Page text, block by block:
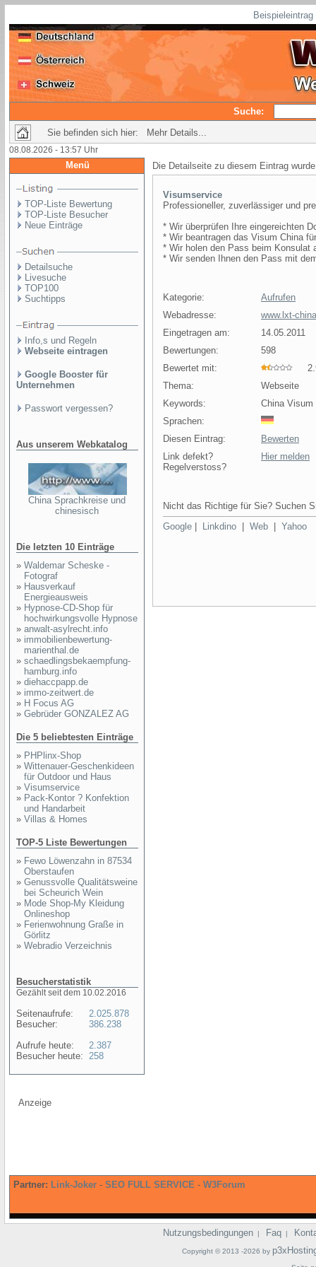
Suche:
Sie befinden sich hier: Mehr Details...
08.08.2026 - 13:57 Uhr
Menü
TOP-Liste Bewertung
TOP-Liste Besucher
Neue Einträge
Detailsuche
Livesuche
TOP100
Suchtipps
Info,s und Regeln
Webseite eintragen
Google Booster für
Unternehmen
Passwort vergessen?
Aus unserem Webkatalog
China Sprachkreise und
chinesisch
Die letzten 10 Einträge
» Waldemar Scheske -
Fotograf
» Hausverkauf
Energieausweis
» Hypnose-CD-Shop für
hochwirkungsvolle Hypnose
» anwalt-asylrecht.info
» immobilienbewertung-
marienthal.de
» schaedlingsbekaempfung-
hamburg.info
» diehaccpapp.de
» immo-zeitwert.de
» H Focus AG
» Gebrüder GONZALEZ AG
Die 5 beliebtesten Einträge
» PHPlinx-Shop
» Wittenauer-Geschenkideen
für Outdoor und Haus
» Visumservice
» Pack-Kontor ? Konfektion
und Handarbeit
» Villas & Homes
TOP-5 Liste Bewertungen
» Fewo Löwenzahn in 87534
Oberstaufen
» Genussvolle Qualitätsweine
bei Scheurich Wein
» Mode Shop-My Kleidung
Onlineshop
» Ferienwohnung Graße in
Görlitz
» Webradio Verzeichnis
Besucherstatistik
Gezählt seit dem 10.02.2016
Seitenaufrufe:
Besucher:
Aufrufe heute:
Besucher heute:
2.025.878
386.238
2.387
258
Die Detailseite zu diesem Eintrag
Visumservice
Professioneller, zuverlässiger und
* Wir überprüfen Ihre eingereichten
* Wir beantragen das Visum China
* Wir holen den Pass beim Konsulat
* Wir senden Ihnen den Pass mit
Kategorie:
Aufrufen
Webadresse:
www.lxt-
Eingetragen am:
14.05.2011
Bewertungen:
598
Bewertet mit:
Thema:
Webseite
Keywords:
China
Sprachen:
Diesen Eintrag:
Bewerten
Link defekt?
Regelverstoss?
Hier melden
Nicht das Richtige für Sie? Suchen
Google
Linkdino Web Yahoo
Anzeige
Partner: Link-Joker - SEO FULL SERVICE - W3Forum
Nutzungsbedingungen | Faq |
Copyright © 2013 -2026 by